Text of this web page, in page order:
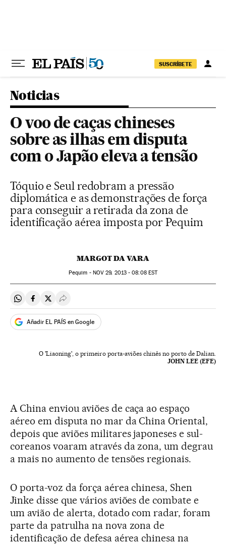
SUSCRÍBETE
Noticias
O voo de caças chineses
sobre as ilhas em disputa
com o Japão eleva a tensão
Tóquio e Seul redobram a pressão
diplomática e as demonstrações de força
para conseguir a retirada da zona de
identificação aérea imposta por Pequim
MARGOT DA VARA
Pequim - NOV 29, 2013 - 08:08EST
Compartir en Whatsapp
Compartir en Facebook
Compartir en Twitter
Desplegar Redes Sociales
Añadir EL PAÍS en Google
O 'Liaoning', o primeiro porta-aviões chinês no porto de Dalian.
JOHN LEE (EFE)
A China enviou aviões de caça ao espaço
aéreo em disputa no mar da China Oriental,
depois que aviões militares japoneses e sul-
coreanos voaram através da zona, um degrau
a mais no aumento de tensões regionais.
O porta-voz da força aérea chinesa, Shen
Jinke disse que vários aviões de combate e
um avião de alerta, dotado com radar, foram
parte da patrulha na nova zona de
identificação de defesa aérea chinesa na